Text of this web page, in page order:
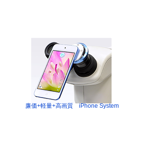
廉価+軽量+高画質 iPhone System